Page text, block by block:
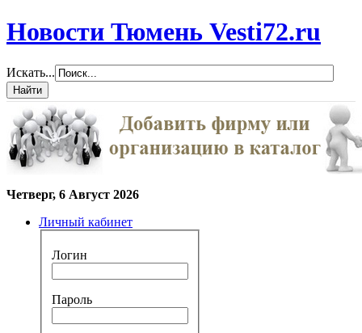
Новости Тюмень Vesti72.ru
Искать...
Четверг, 6 Август 2026
Личный кабинет
Логин
Пароль